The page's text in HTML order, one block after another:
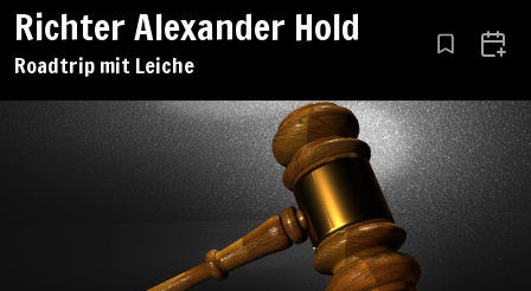
Richter Alexander Hold
Roadtrip mit Leiche Aus den